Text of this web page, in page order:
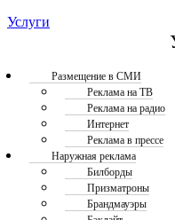
Услуги
Размещение в СМИ
Реклама на ТВ
Реклама на радио
Интернет
Реклама в прессе
Наружная реклама
Билборды
Призматроны
Брандмауэры